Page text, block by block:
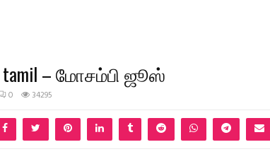
tamil – மோசம்பி ஜூஸ்
0 34295